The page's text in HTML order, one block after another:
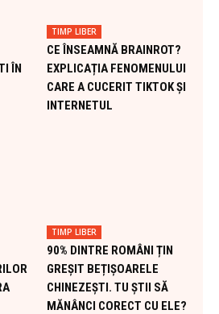
ÎN
TIMP LIBER
CE ÎNSEAMNĂ BRAINROT?
EXPLICAȚIA FENOMENULUI
CARE A CUCERIT TIKTOK ȘI
INTERNETUL
TIMP LIBER
90% DINTRE ROMÂNI ȚIN
GREȘIT BEȚIȘOARELE
CHINEZEȘTI. TU ȘTII SĂ
MĂNÂNCI CORECT CU ELE?